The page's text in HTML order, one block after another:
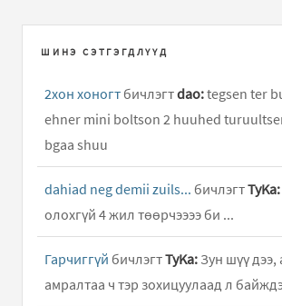
ШИНЭ СЭТГЭГДЛҮҮД
2хон хоногт бичлэгтdao:tegsen ter
ehner mini boltson 2 huuhed
bgaa shuu
dahiad neg demii zuils... бичлэгтТуKа:
олохгүй 4 жил төөрчээээ би ...
Гарчиггүй бичлэгтТуKа: Зун шүү дээ,
амралтаа ч тэр зохицуулаад л